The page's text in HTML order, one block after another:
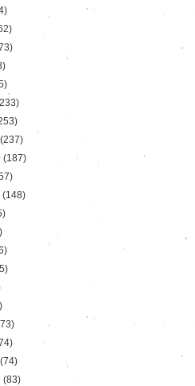
(237)
(187)
(148)
(74)
(83)